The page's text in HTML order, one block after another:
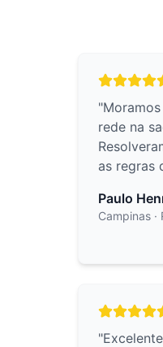
"
rede na
as regras
Paulo
Campinas
"